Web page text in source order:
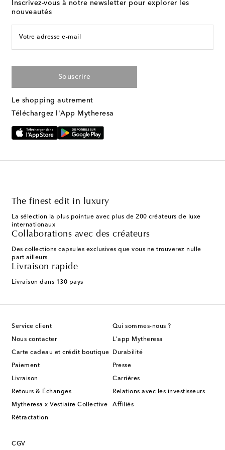
Inscrivez-vous à notre newsletter pour explorer les
nouveautés
Votre adresse e-mail
Souscrire
Le shopping autrement
Téléchargez l'App Mytheresa
The finest edit in luxury
La sélection la plus pointue avec plus de 200 créateurs de luxe
internationaux
Collaborations avec des créateurs
Des collections capsules exclusives que vous ne trouverez nulle
part ailleurs
Livraison rapide
Livraison dans 130 pays
Service client
Nous contacter
Carte cadeau et crédit boutique
Paiement
Livraison
Retours & Échanges
Mytheresa x Vestiaire Collective
Rétractation
Qui sommes-nous ?
L'app Mytheresa
Durabilité
Presse
Carrières
Relations avec les investisseurs
Affiliés
CGV